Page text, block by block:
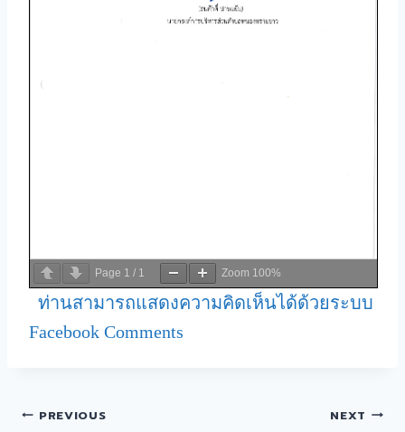
Page 1 / 1 Zoom 100%
ท่านสามารถแสดงความคิดเห็นได้ด้วยระบบ
Facebook Comments
PREVIOUS NEXT